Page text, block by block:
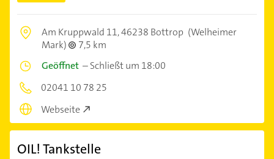
Am Kruppwald 11,46238 Bottrop (Welheimer
Mark)
7,5 km
Geöffnet –Schließt um 18:00
02041 10 78 25
Webseite
OIL! Tankstelle